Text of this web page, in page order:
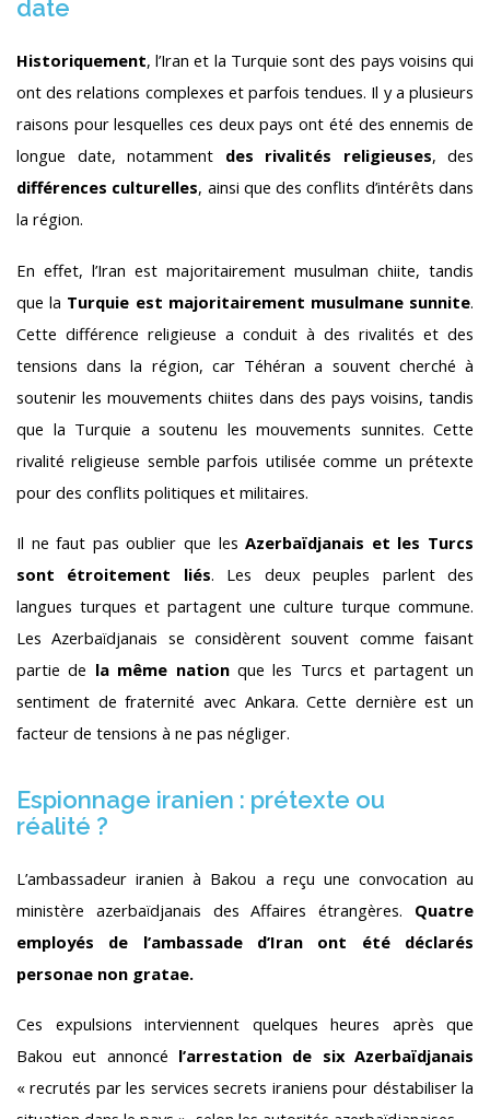
date
Historiquement, l’Iran et la Turquie sont des pays voisins qui
ont des relations complexes et parfois tendues. Il y a plusieurs
raisons pour lesquelles ces deux pays ont été des ennemis de
longue date, notamment des rivalités religieuses, des
différences culturelles, ainsi que des conflits d’intérêts dans
la région.
En effet, l’Iran est majoritairement musulman chiite, tandis
que la Turquie est majoritairement musulmane sunnite.
Cette différence religieuse a conduit à des rivalités et des
tensions dans la région, car Téhéran a souvent cherché à
soutenir les mouvements chiites dans des pays voisins, tandis
que la Turquie a soutenu les mouvements sunnites. Cette
rivalité religieuse semble parfois utilisée comme un prétexte
pour des conflits politiques et militaires.
Il ne faut pas oublier que lesAzerbaïdjanais et les Turcs
sont étroitement liés. Les deux peuples parlent des
langues turques et partagent une culture turque commune.
Les Azerbaïdjanais se considèrent souvent comme faisant
partie de la même nationque les Turcs et partagent un
sentiment de fraternité avec Ankara. Cette dernière est un
facteur de tensions à ne pas négliger.
Espionnage iranien : prétexte ou
réalité ?
L’ambassadeur iranien à Bakou a reçu une convocation au
ministère azerbaïdjanais des Affaires étrangères. Quatre
employés de l’ambassade d’Iran ont été déclarés
personae non gratae.
Ces expulsions interviennent quelques heures après que
Bakou eut annoncé l’arrestation de six Azerbaïdjanais
« recrutés par les services secrets iraniens pour déstabiliser la